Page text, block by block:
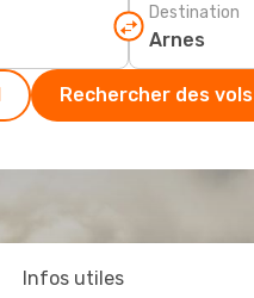
Destination
Rechercher des vols
Infos utiles